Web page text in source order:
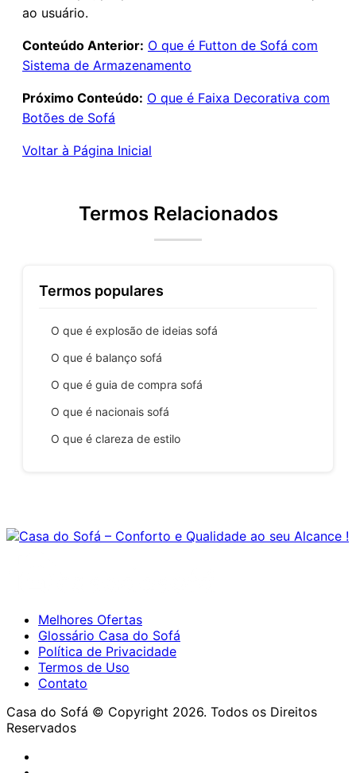
ao usuário.
Conteúdo Anterior: O que é Futton de Sofá com
Sistema de Armazenamento
Próximo Conteúdo: O que é Faixa Decorativa com
Botões de Sofá
Voltar à Página Inicial
Termos Relacionados
Termos populares
O que é explosão de ideias sofá
O que é balanço sofá
O que é guia de compra sofá
O que é nacionais sofá
O que é clareza de estilo
Melhores Ofertas
Glossário Casa do Sofá
Política de Privacidade
Termos de Uso
Contato
Casa do Sofá © Copyright 2026. Todos os Direitos
Reservados